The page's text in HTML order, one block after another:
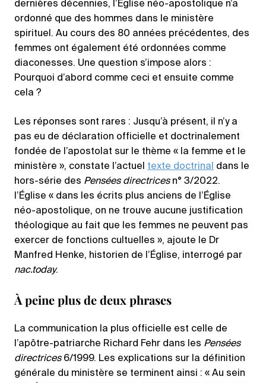
dernières décennies, l’Église néo-apostolique n’a
ordonné que des hommes dans le ministère
spirituel. Au cours des 80 années précédentes, des
femmes ont également été ordonnées comme
diaconesses. Une question s’impose alors :
Pourquoi d’abord comme ceci et ensuite comme
cela ?
Les réponses sont rares : Jusqu’à présent, il n’y a
pas eu de déclaration officielle et doctrinalement
fondée de l’apostolat sur le thème « la femme et le
ministère », constate l’actuel texte doctrinal dans le
hors-série des Pensées directricesn° 3/2022.
l’Église « dans les écrits plus anciens de l’Église
néo-apostolique, on ne trouve aucune justification
théologique au fait que les femmes ne peuvent pas
exercer de fonctions cultuelles », ajoute le Dr
Manfred Henke, historien de l’Église, interrogé par
nac.today.
À peine plus de deux phrases
La communication la plus officielle est celle de
l’apôtre-patriarche Richard Fehr dans les Pensées
directrices6/1999. Les explications sur la définition
générale du ministère se terminent ainsi : « Au sein